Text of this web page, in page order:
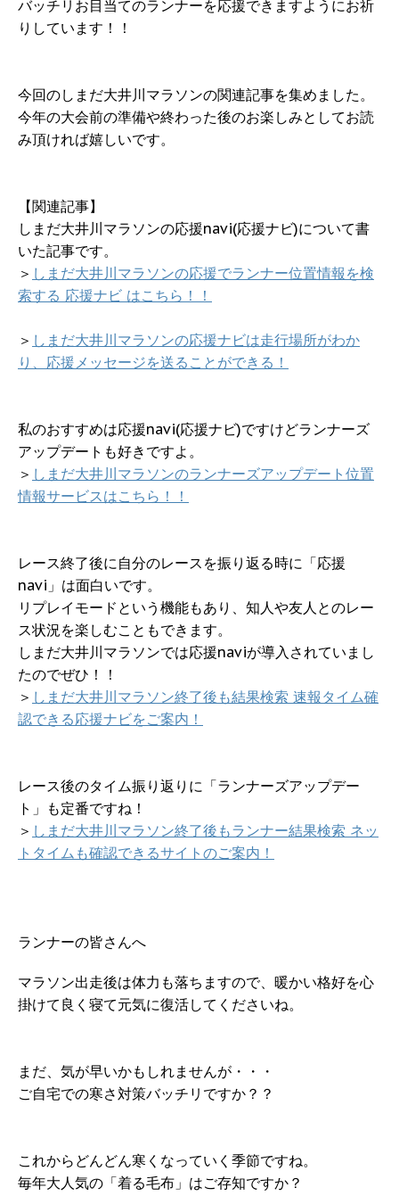
バッチリお目当てのランナーを応援できますようにお祈
りしています！！
今回のしまだ大井川マラソンの関連記事を集めました。
今年の大会前の準備や終わった後のお楽しみとしてお読
み頂ければ嬉しいです。
【関連記事】
しまだ大井川マラソンの応援navi(応援ナビ)について書
いた記事です。
＞ しまだ大井川マラソンの応援でランナー位置情報を検
索する 応援ナビ はこちら！！
＞ しまだ大井川マラソンの応援ナビは走行場所がわか
り、応援メッセージを送ることができる！
私のおすすめは応援navi(応援ナビ)ですけどランナーズ
アップデートも好きですよ。
＞ しまだ大井川マラソンのランナーズアップデート位置
情報サービスはこちら！！
レース終了後に自分のレースを振り返る時に「応援
navi」は面白いです。
リプレイモードという機能もあり、知人や友人とのレー
ス状況を楽しむこともできます。
しまだ大井川マラソンでは応援naviが導入されていまし
たのでぜひ！！
＞ しまだ大井川マラソン終了後も結果検索 速報タイム確
認できる応援ナビをご案内！
レース後のタイム振り返りに「ランナーズアップデー
ト」も定番ですね！
＞ しまだ大井川マラソン終了後もランナー結果検索 ネッ
トタイムも確認できるサイトのご案内！
ランナーの皆さんへ
マラソン出走後は体力も落ちますので、暖かい格好を心
掛けて良く寝て元気に復活してくださいね。
まだ、気が早いかもしれませんが・・・
ご自宅での寒さ対策バッチリですか？？
これからどんどん寒くなっていく季節ですね。
毎年大人気の「着る毛布」はご存知ですか？